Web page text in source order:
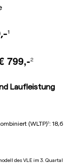
¹
799,-²
Laufleistung
(WLTP)³: 18,6
des VLE im 3. Quartal